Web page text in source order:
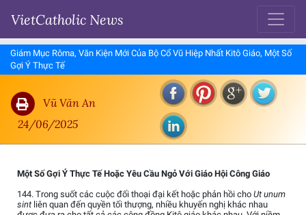
VietCatholic News
Giám Mục Rôma, Văn Kiện Mới Của Bộ Cổ Vũ Hiệp Nhất Kitô Giáo, Một Số
Gợi Ý Thực Tế
Vũ Văn An
24/06/2025
Một Số Gợi Ý Thực Tế Hoặc Yêu Cầu Ngỏ Với Giáo Hội Công Giáo
144. Trong suốt các cuộc đối thoại đại kết hoặc phản hồi cho Ut unum
sint liên quan đến quyền tối thượng, nhiều khuyến nghị khác nhau